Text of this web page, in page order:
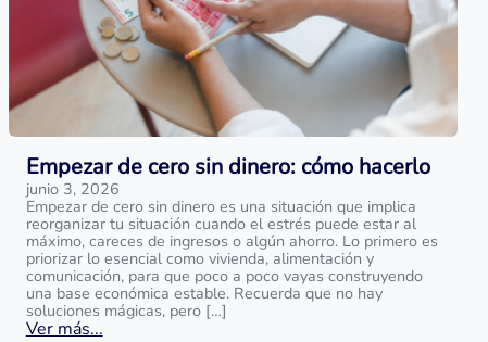
Empezar de cero sin dinero: cómo hacerlo
junio 3, 2026
Empezar de cero sin dinero es una situación que implica
reorganizar tu situación cuando el estrés puede estar al
máximo, careces de ingresos o algún ahorro. Lo primero es
priorizar lo esencial como vivienda, alimentación y
comunicación, para que poco a poco vayas construyendo
una base económica estable. Recuerda que no hay
soluciones mágicas, pero […]
Ver más...